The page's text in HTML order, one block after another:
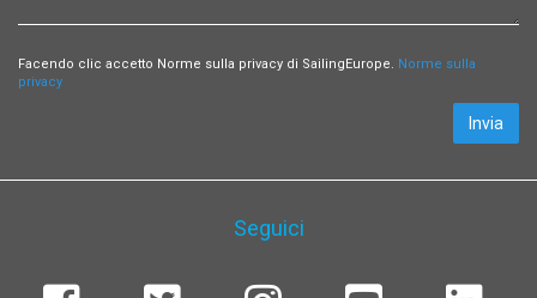
Facendo clic accetto Norme sulla privacy di SailingEurope. Norme sulla
privacy
Invia
Seguici